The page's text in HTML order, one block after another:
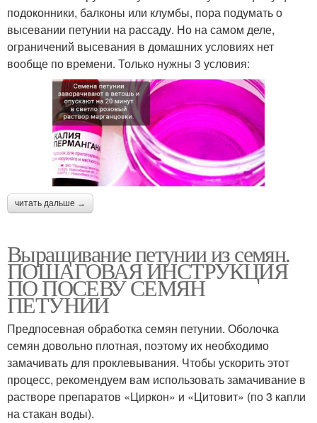
подоконники, балконы или клумбы, пора подумать о
высевании петунии на рассаду. Но на самом деле,
ограничений высевания в домашних условиях нет
вообще по времени. Только нужны 3 условия:
читать дальше →
Выращивание петунии из семян.
ПОШАГОВАЯ ИНСТРУКЦИЯ
ПО ПОСЕВУ СЕМЯН
ПЕТУНИИ
Предпосевная обработка семян петунии. Оболочка
семян довольно плотная, поэтому их необходимо
замачивать для проклевывания. Чтобы ускорить этот
процесс, рекомендуем вам использовать замачивание в
растворе препаратов «Циркон» и «Цитовит» (по 3 капли
на стакан воды).